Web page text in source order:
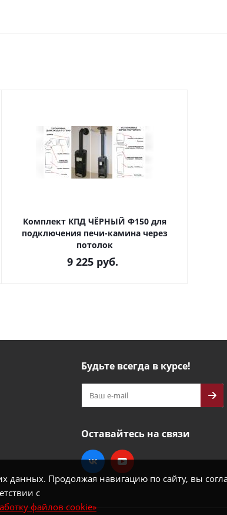
данных. Продолжая навигацию по сайту, вы
с
файлов cookie»
Комплект КПД ЧЁРНЫЙ Ф150 для
подключения печи-камина через
потолок
9 225 руб.
Будьте всегда в курсе!
Оставайтесь на связи